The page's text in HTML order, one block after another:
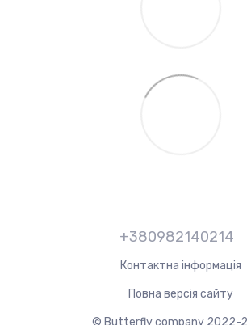
+380982140214
Контактна інформація
Повна версія сайту
© Butterfly company 2022-